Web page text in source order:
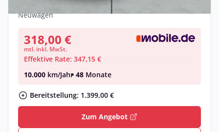
Automatik •140 PS (103 kW)
Neuwagen
318,00 €
mtl. inkl. MwSt.
Effektive Rate: 347,15 €
10.000 km/Jahr• 48 Monate
Bereitstellung: 1.399,00 €
Zum Angebot